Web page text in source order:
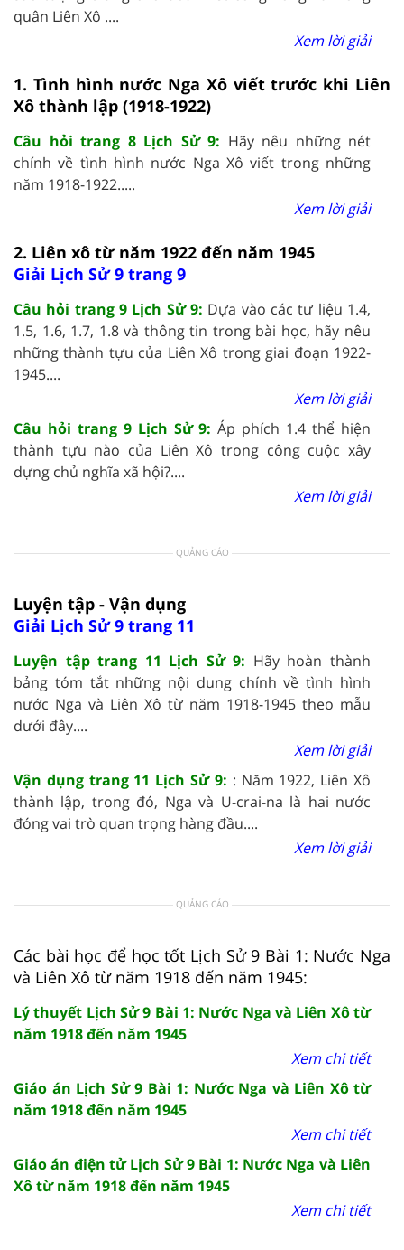
quân Liên Xô ....
Xem lời giải
1. Tình hình nước Nga Xô viết trước khi Liên
Xô thành lập (1918-1922)
Câu hỏi trang 8 Lịch Sử 9: Hãy nêu những nét
chính về tình hình nước Nga Xô viết trong những
năm 1918-1922.....
Xem lời giải
2. Liên xô từ năm 1922 đến năm 1945
Giải Lịch Sử 9 trang 9
Câu hỏi trang 9 Lịch Sử 9: Dựa vào các tư liệu 1.4,
1.5, 1.6, 1.7, 1.8 và thông tin trong bài học, hãy nêu
những thành tựu của Liên Xô trong giai đoạn 1922-
1945....
Xem lời giải
Câu hỏi trang 9 Lịch Sử 9:Áp phích 1.4 thể hiện
thành tựu nào của Liên Xô trong công cuộc xây
dựng chủ nghĩa xã hội?....
Xem lời giải
QUẢNG CÁO
Luyện tập - Vận dụng
Giải Lịch Sử 9 trang 11
Luyện tập trang 11 Lịch Sử 9: Hãy hoàn thành
bảng tóm tắt những nội dung chính về tình hình
nước Nga và Liên Xô từ năm 1918-1945 theo mẫu
dưới đây....
Xem lời giải
Vận dụng trang 11 Lịch Sử 9: : Năm 1922, Liên Xô
thành lập, trong đó, Nga và U-crai-na là hai nước
đóng vai trò quan trọng hàng đầu....
Xem lời giải
QUẢNG CÁO
Các bài học để học tốt Lịch Sử 9 Bài 1: Nước Nga
và Liên Xô từ năm 1918 đến năm 1945:
Lý thuyết Lịch Sử 9 Bài 1: Nước Nga và Liên Xô từ
năm 1918 đến năm 1945
Xem chi tiết
Giáo án Lịch Sử 9 Bài 1: Nước Nga và Liên Xô từ
năm 1918 đến năm 1945
Xem chi tiết
Giáo án điện tử Lịch Sử 9 Bài 1: Nước Nga và Liên
Xô từ năm 1918 đến năm 1945
Xem chi tiết